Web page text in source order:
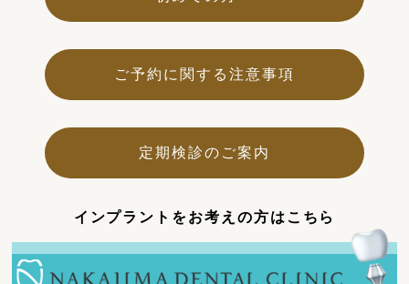
ご予約に関する注意事項
定期検診のご案内
インプラントをお考えの方はこちら